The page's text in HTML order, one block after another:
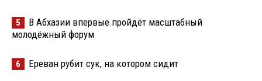
5
В Абхазии впервые пройдёт масштабный
молодёжный форум
6 Ереван рубит сук, на котором сидит